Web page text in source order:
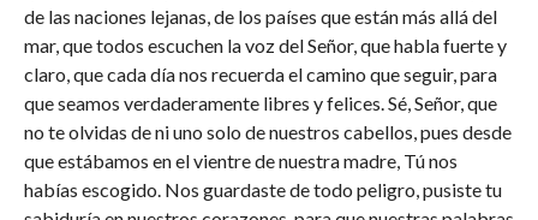
de las naciones lejanas, de los países que están más allá del
mar, que todos escuchen la voz del Señor, que habla fuerte y
claro, que cada día nos recuerda el camino que seguir, para
que seamos verdaderamente libres y felices. Sé, Señor, que
no te olvidas de ni uno solo de nuestros cabellos, pues desde
que estábamos en el vientre de nuestra madre, Tú nos
habías escogido. Nos guardaste de todo peligro, pusiste tu